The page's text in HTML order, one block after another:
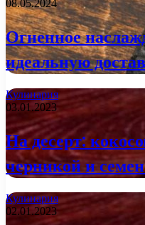
08.05.2024
Огненное
идеальную
Кулинария
03.01.2023
На десерт:
черникой и
Кулинария
02.01.2023